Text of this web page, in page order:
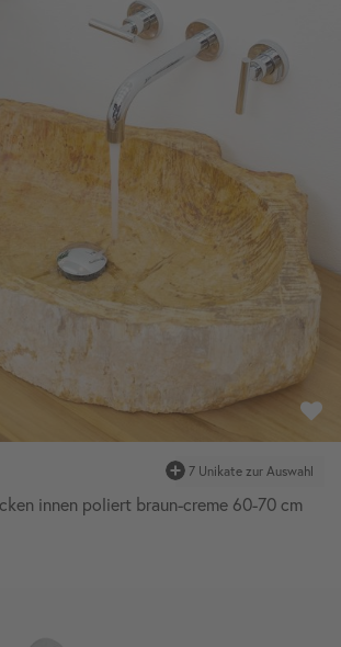
7 Unikate zur Auswahl
innen poliert braun-creme 60-70 cm